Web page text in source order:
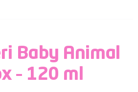
Baby Animal
– 120 ml